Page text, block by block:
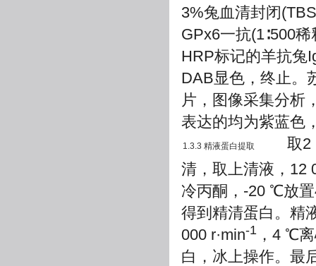
3%兔血清封闭
GPx6一抗(1∶500
HRP标记的羊抗兔
DAB显色，终止。
片，图像采集分析
表达的均为紫蓝色
1.3.3 精液蛋白提取
取2
清，取上清液，12
冷丙酮，-20 ℃放置
得到精清蛋白。精
000 r·min-1 ，4 ℃
白，冰上操作。最